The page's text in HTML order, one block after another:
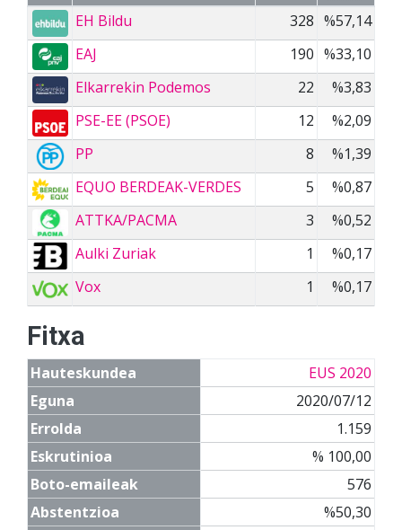
EH Bildu
328 %57,14
EAJ
190 %33,10
Elkarrekin Podemos
22
%3,83
PSE-EE (PSOE)
12
%2,09
PP
8
%1,39
EQUO BERDEAK-VERDES
5
%0,87
ATTKA/PACMA
3
%0,52
Aulki Zuriak
1
%0,17
Vox
1 %0,17
Fitxa
Hauteskundea
EUS 2020
Eguna
2020/07/12
Errolda
1.159
Eskrutinioa
% 100,00
Boto-emaileak
576
Abstentzioa
%50,30